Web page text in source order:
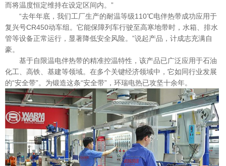
而将温度恒定维持在设定区间内。”
“去年年底，我们工厂生产的耐温等级110℃电伴热带成功应用于
复兴号CR450动车组。它能保障列车行驶至高寒地带时，水箱、排水
管等设备正常运行，显著降低安全风险。”说起产品，计成志充满自
豪。
基于自限温电伴热带的精准控温特性，该产品已广泛应用于石油
化工、高铁、基建等领域。在多个关键经济领域中，它如同行业发展
的“安全带”。为锻造这条“安全带”，环瑞电热已攻坚十余年。